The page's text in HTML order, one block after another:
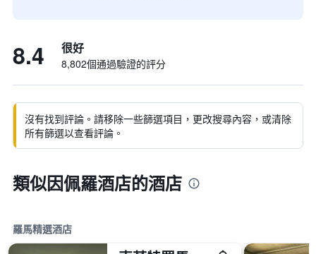
8.4 很好
8,802個通過驗證的評分
沒有找到評論。請移除一些篩選項目，更改搜尋內容，或清除
所有篩選以查看評論。
類似因佩羅酒店的酒店
羅馬精選酒店